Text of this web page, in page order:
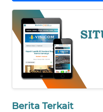
Berita Terkait
WN
NIAS
WN
LANGKAT
SELATAN